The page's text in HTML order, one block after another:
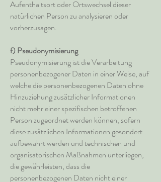
Aufenthaltsort oder Ortswechsel dieser
natürlichen Person zu analysieren oder
vorherzusagen.
f) Pseudonymisierung
Pseudonymisierung ist die Verarbeitung
personenbezogener Daten in einer Weise, auf
welche die personenbezogenen Daten ohne
Hinzuziehung zusätzlicher Informationen
nicht mehr einer spezifischen betroffenen
Person zugeordnet werden können, sofern
diese zusätzlichen Informationen gesondert
aufbewahrt werden und technischen und
organisatorischen Maßnahmen unterliegen,
die gewährleisten, dass die
personenbezogenen Daten nicht einer